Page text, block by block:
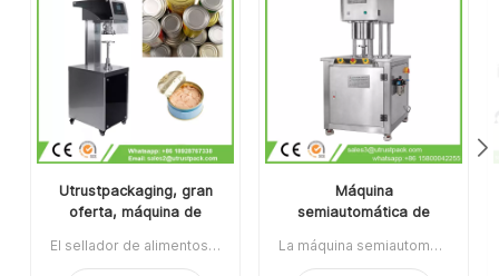
Utrustpackaging, gran
oferta, máquina de
sellador de alimentos
El sellador de alimentos enlatados de la máquina de sellado de latas manual de venta caliente de Utrustpackaging es adecuado para sellar todo tipo de latas de PET / latas de papel compuesto, latas u otros recipientes redondos. Alta eficiencia por transmisión mecánica, estructuras simples y convenientes de mantener, peso ligero y fácil de operar.La orden mínima:1Pago:T/TPuerto de embarque:CantónRegión original:PorcelanaTiempo de espera:3-5 días después de recibir el depósito
Máquina
semiautomática de
vacío con relleno de
La máquina semiautomática de envasado de latas al vacío con relleno de nitrógeno se usa ampliamente en la industria alimentaria, química, farmacéutica y de bebidas, aplicable para latas de plástico / estaño / aluminio, botellas, contenedores de frascos, etc.Artículo No:UT1BFG6La orden mínima:1Pago:TTPuerto de embarque:CantónRegión original:Guangzhou, ChinaTiempo de espera:15 días después de recibir el depósito